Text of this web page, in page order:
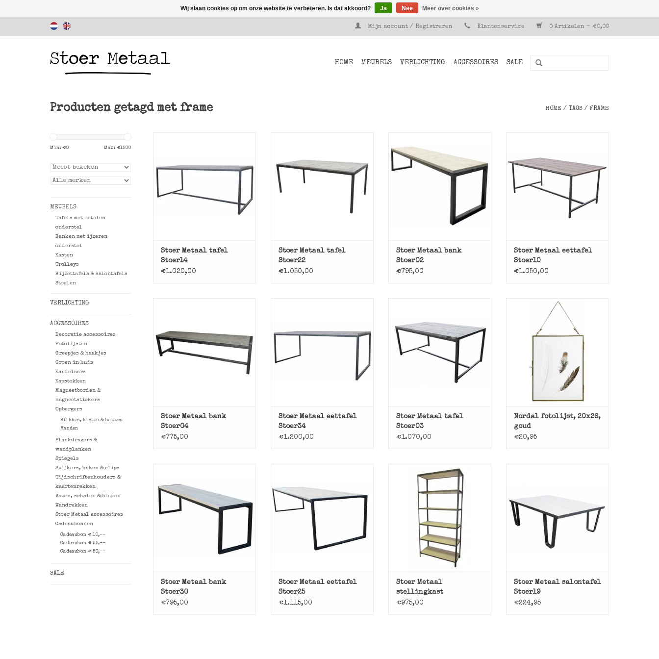
Mijn account / Registreren Klantenservice 0 Artikelen - €0,00
HOME MEUBELS VERLICHTING ACCESSOIRES SALE
Producten getagd met frame HOME / TAGS / FRAME
Min: €0 Max: €1500
MEUBELS
Tafels met metalen
onderstel
Banken met ijzeren
onderstel
Kasten
Trolleys
Bijzettafels & salontafels
Stoelen
VERLICHTING
ACCESSOIRES
Decoratie accessoires
Fotolijsten
Greepjes & haakjes
Groen in huis
Kandelaars
Kapstokken
Magneetborden &
magneetstickers
Opbergers
Blikken, kisten & bakken
Manden
Plankdragers &
wandplanken
Spiegels
Spijkers, haken & clips
Tijdschriftenhouders &
kaartenrekken
Vazen, schalen & bladen
Wandrekken
Stoer Metaal accessoires
Cadeaubonnen
Cadeaubon € 10,--
Cadeaubon € 25,--
Cadeaubon € 50,--
SALE
TOEVOEGEN AAN WINKELWAGEN
Stoer Metaal tafel
Stoer14
€1.020,00
onderstel en vurenhouten
TOEVOEGEN AAN WINKELWAGEN
Stoer Metaal tafel
Stoer22
€1.050,00
Basic bank met ijzeren
onderstel en houten zitting.
TOEVOEGEN AAN WINKELWAGEN
Stoer Metaal bank
Stoer02
€795,00
onderstel en steigerhouten
blad.
TOEVOEGEN AAN WINKELWAGEN
Stoer Metaal eettafel
Stoer10
€1.050,00
TOEVOEGEN AAN WINKELWAGEN
Stoer Metaal bank
Stoer04
€775,00
blad.
TOEVOEGEN AAN WINKELWAGEN
Stoer Metaal eettafel
Stoer34
€1.200,00
onderstel en houten blad,
industrieel.
TOEVOEGEN AAN WINKELWAGEN
Stoer Metaal tafel
Stoer03
€1.070,00
Fotolijst goudkleurig van
20x26 aan een touwtje van
TOEVOEGEN AAN WINKELWAGEN
Nordal fotolijst, 20x26,
goud
€20,95
onderstel en houten zitting.
TOEVOEGEN AAN WINKELWAGEN
Stoer Metaal bank
Stoer30
€795,00
onderstel en steigerhouten
blad van Stoer Metaal.
TOEVOEGEN AAN WINKELWAGEN
Stoer Metaal eettafel
Stoer25
€1.115,00
Stoer Metaal, basic
stellingkast met een ijzeren
frame en steigerhouten
planken.
TOEVOEGEN AAN WINKELWAGEN
Stoer Metaal
stellingkast
€975,00
TOEVOEGEN AAN WINKELWAGEN
Stoer Metaal salontafel
Stoer19
€224,95
Wij slaan cookies op om onze website te verbeteren. Is dat akkoord? Ja Nee Meer over cookies »